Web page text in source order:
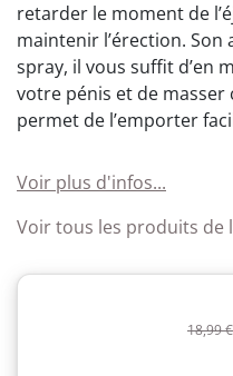
retarder le moment de
maintenir l’érection. Son
spray, il vous suffit d’en
votre pénis et de
permet de l’emporter
Voir plus d'infos...
Voir tous les produits de
18,99 €